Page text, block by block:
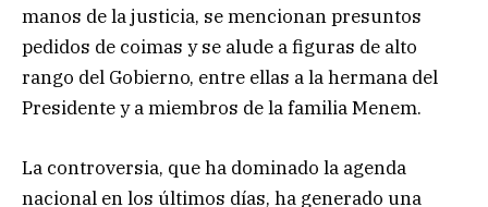
manos de la justicia, se mencionan presuntos
pedidos de coimas y se alude a figuras de alto
rango del Gobierno, entre ellas a la hermana del
Presidente y a miembros de la familia Menem.
La controversia, que ha dominado la agenda
nacional en los últimos días, ha generado una